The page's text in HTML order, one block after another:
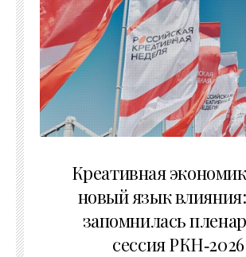
Креативная
новый язык
запомнилась
сессия РКН‑2026